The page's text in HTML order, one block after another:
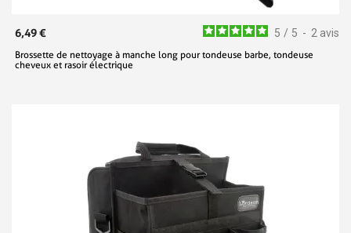
5 / 5 - 2 avis
6,49 €
Brossette de nettoyage à manche long pour tondeuse barbe, tondeuse
cheveux et rasoir électrique